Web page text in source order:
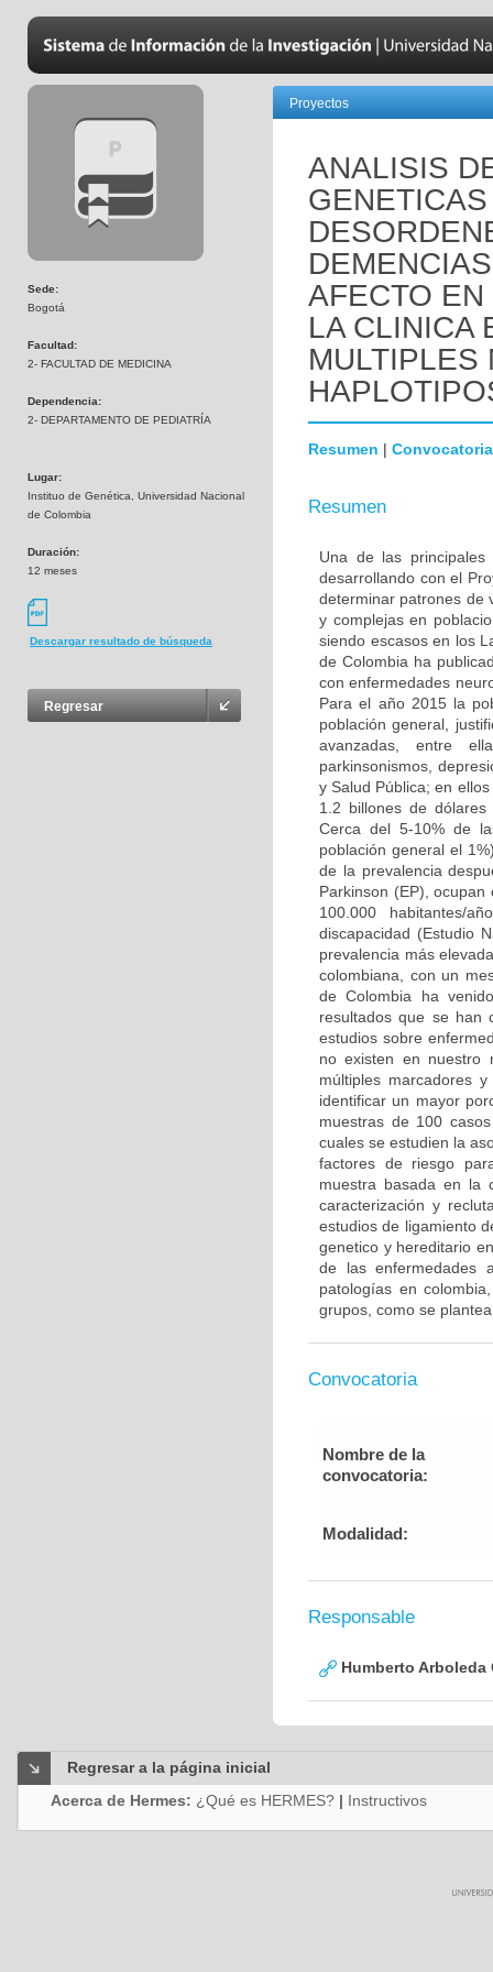
Sede:
Bogotá
Facultad:
2- FACULTAD DE MEDICINA
Dependencia:
2- DEPARTAMENTO DE PEDIATRÍA
Lugar:
Instituo de Genética, Universidad Nacional
de Colombia
Duración:
12 meses
Descargar resultado de búsqueda
Regresar
Proyectos
ANALISIS
AFECTO
LA CLINICA
MULTIPLES
Resumen | Convocatoria
Resumen
Una de las
desarrollando con el
determinar patrones de
y complejas en
siendo escasos en los
de Colombia ha
con enfermedades
Para el año 2015 la
población general,
avanzadas, entre
parkinsonismos,
y Salud Pública; en
1.2 billones de
Cerca del 5-10% de
población general el
de la prevalencia
Parkinson (EP),
100.000 habitantes/
discapacidad (Estudio
prevalencia más
colombiana, con un
de Colombia ha
resultados que se han
estudios sobre
no existen en nuestro
múltiples marcadores
identificar un mayor
muestras de 100
cuales se estudien la
factores de riesgo
muestra basada en la
caracterización y
estudios de ligamiento
genetico y hereditario
de las enfermedades
patologías en
grupos, como se
Convocatoria
Nombre de la
convocatoria:
Modalidad:
Responsable
Humberto Arboleda
Regresar a la página inicial
Acerca de Hermes: ¿Qué es HERMES? | Instructivos